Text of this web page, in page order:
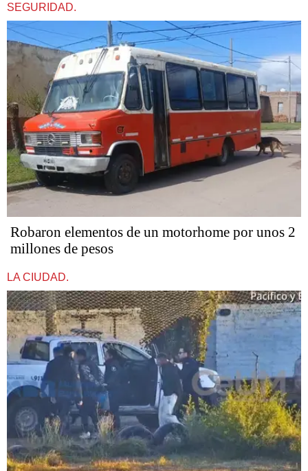
SEGURIDAD.
Robaron elementos de un motorhome por unos 2
millones de pesos
LA CIUDAD.